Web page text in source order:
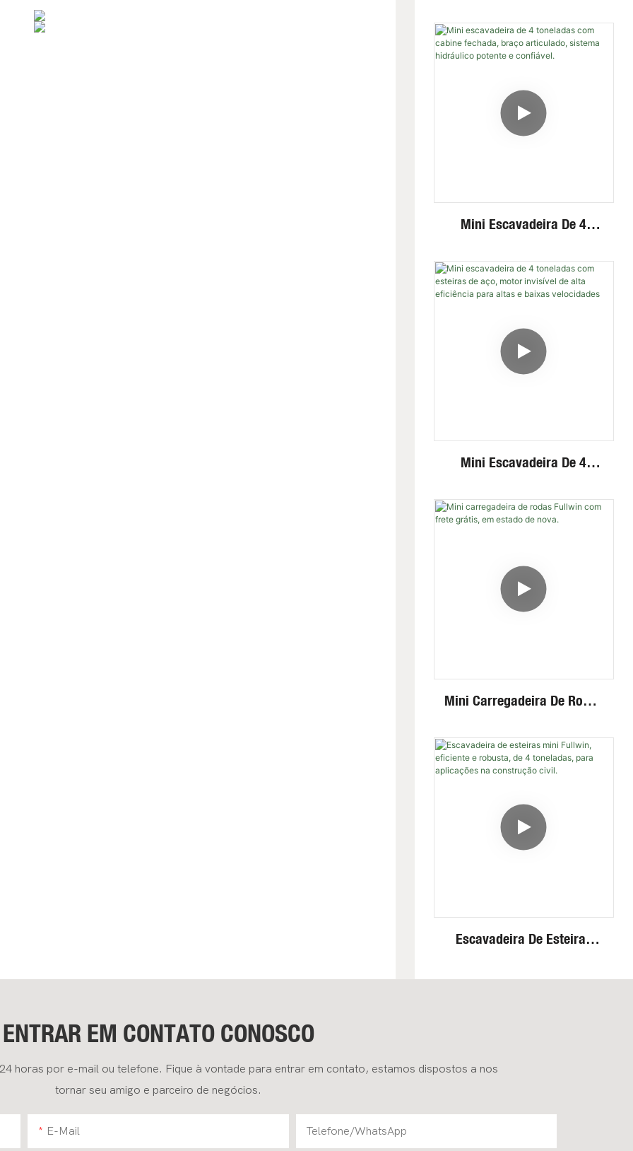
Rodas/esteiras E Diversos
Acessórios.
Mini Escavadeira De 4
Fechada, Braço Articulado,
Sistema Hidráulico Potente
Mini Escavadeira De 4
Aço, Motor Invisível De Alta
Eficiência Para Altas E
Mini Carregadeira De Rodas
Em Estado De Nova.
Escavadeira De Esteiras
Robusta, De 4 Toneladas,
ENTRAR EM CONTATO CONOSCO
horas por e-mail ou telefone. Fique à vontade para entrar em contato, estamos dispostos a nos
tornar seu amigo e parceiro de negócios.
E-Mail Telefone/WhatsApp